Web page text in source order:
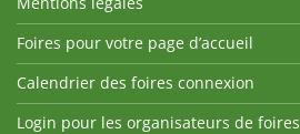
Foires pour votre page d’accueil
Calendrier des foires connexion
Login pour les organisateurs de foires